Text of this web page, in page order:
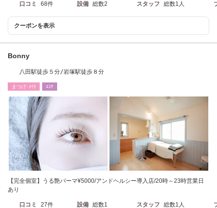
口コミ 68件 設備 総数2 スタッフ 総数1人
クーポンを表示
Bonny
八田駅徒歩５分/岩塚駅徒歩８分
まつげ･ﾒｲｸ ｴｽﾃ
【完全個室】うる艶パーマ¥5000/アンドヘルシー導入店/20時～23時営業日
あり
口コミ 27件 設備 総数1 スタッフ 総数1人